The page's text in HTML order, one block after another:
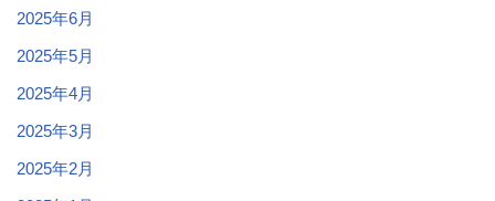
2025年6月
2025年5月
2025年4月
2025年3月
2025年2月